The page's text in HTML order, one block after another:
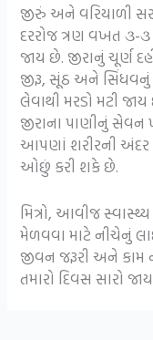
જીરું અને વરિયાળી
દરરોજ ત્રણ વખત ૩-૩
જાય છે. જીરાનું ચૂર્ણ
જીરૂ, સૂંઠ અને સિંધવનું
લેવાથી મરડો મટી
જીરાના પાણીનું
આપણાં શરીરની અંદર
ઓછું કરી શકે છે.
મિત્રો, આવીજ
મેળવવા માટે નીચેનું
જીવન જરૂરી અને કામ
તમારો દિવસ સારો